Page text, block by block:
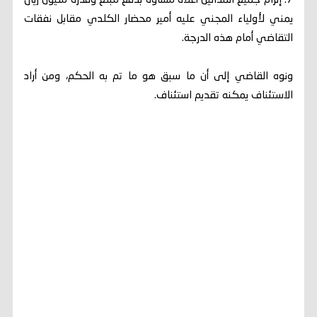
يمني لأولياء المجني عليه أمير محضار الكلدي مقابل نفقات
التقاضي أمام هذه الدرجة.
ونوه القاضي إلى أن ما سبق هو ما تم به الحكم، ومن أراد
الاستئناف يمكنه تقديم استئناف.